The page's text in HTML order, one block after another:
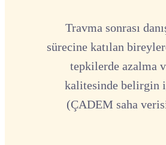
Travma sonrası
sürecine katılan
tepkilerde azalma
kalitesinde belirgin
(ÇADEM saha